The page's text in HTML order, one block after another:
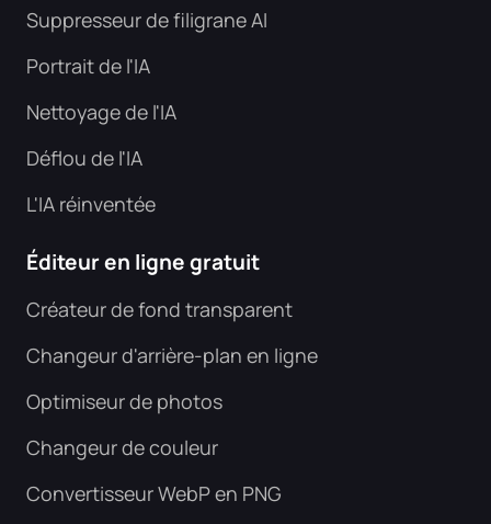
Suppresseur de filigrane AI
Portrait de l'IA
Nettoyage de l'IA
Déflou de l'IA
L'IA réinventée
Éditeur en ligne gratuit
Créateur de fond transparent
Changeur d'arrière-plan en ligne
Optimiseur de photos
Changeur de couleur
Convertisseur WebP en PNG